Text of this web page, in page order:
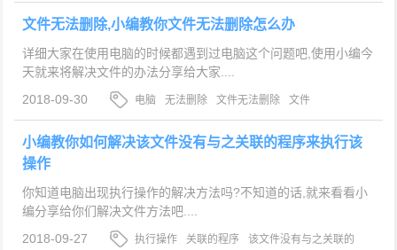
文件无法删除,小编教你文件无法删除怎么办
详细大家在使用电脑的时候都遇到过电脑这个问题吧,使用小编今
天就来将解决文件的办法分享给大家....
2018-09-30
电脑 无法删除 文件无法删除 文件
小编教你如何解决该文件没有与之关联的程序来执行该
操作
你知道电脑出现执行操作的解决方法吗?不知道的话,就来看看小
编分享给你们解决文件方法吧....
2018-09-27
执行操作 关联的程序
该文件没有与之关联的